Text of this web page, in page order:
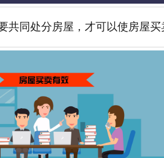
共同处分房屋，才可以使房屋买